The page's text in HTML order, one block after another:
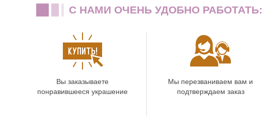
C НАМИ ОЧЕНЬ УДОБНО РАБОТАТЬ:
Вы заказываете
понравившееся украшение
Мы перезваниваем вам и
подтверждаем заказ